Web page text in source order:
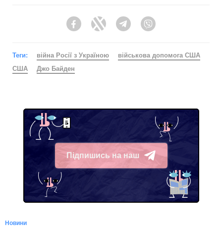
FacebookTwitter Telegram
Теги: війна Росії з Україною
військова допомога США
США
Джо Байден
Підпишись на наш
Telegram
Новини